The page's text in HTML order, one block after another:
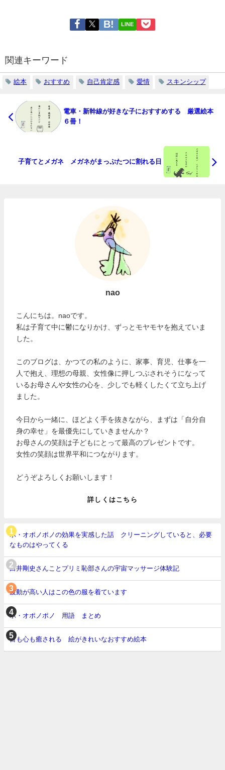
LINE
関連キーワード
絵本 おすすめ 自己肯定感 愛情 スキンシップ
電車・新幹線が好きな子におすすめする 厳選絵本
６冊！
子育てとメガネ メガネがまっぷたつに割れる日
nao
こんにちは。naoです。
私は子育て中に鬱になりかけ、ずっとモヤモヤを抱えていま
した。
このブログは、かつての私のように、家事、育児、仕事を一
人で抱え、理想の母親、女性像に押しつぶされそうになって
いるお母さんや女性の心を、少しでも軽くしたくて立ち上げ
ました。
今日から一緒に、ほどよく手を抜きながら、まずは「自分自
身の幸せ」を最優先にしていきませんか？
お母さんの笑顔は子どもにとって最高のプレゼントです。
女性の笑顔は世界平和につながります。
どうぞよろしくお願いします！
詳しくはこちら
ホ・オポノポノの効果を実感した話 クリーニングしていると、必要
なものはやってくる
白井剛史さんことプリミ恥部さんの宇宙マッサージ体験記
波動が高い人はこの色の服を着ています
ホ・オポノポノ 用語 まとめ
目も心も癒される 絵がきれいなおすすめ絵本